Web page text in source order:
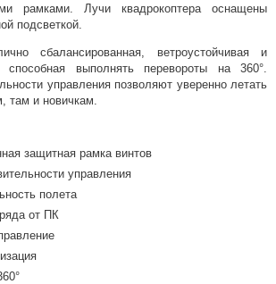
рамками. Лучи квадрокоптера оснащены
подсветкой.
сбалансированная, ветроустойчивая и
способная выполнять перевороты на 360°.
управления позволяют уверенно летать
там и новичкам.
защитная рамка винтов
управления
полета
от ПК